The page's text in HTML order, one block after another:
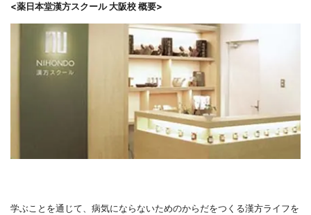
<薬日本堂漢方スクール 大阪校 概要>
学ぶことを通じて、病気にならないためのからだをつくる漢方ライフを